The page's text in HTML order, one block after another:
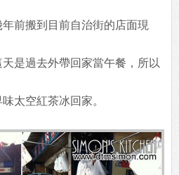
前搬到目前自治街的店面現
是過去外帶回家當午餐，所以
太空紅茶冰回家。